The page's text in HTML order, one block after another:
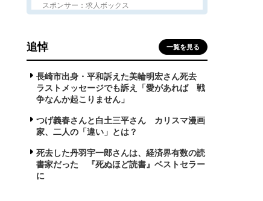
スポンサー：求人ボックス
追悼 一覧を見る
長崎市出身・平和訴えた美輪明宏さん死去
ラストメッセージでも訴え「愛があれば 戦
争なんか起こりません」
つげ義春さんと白土三平さん カリスマ漫画
家、二人の「違い」とは？
死去した丹羽宇一郎さんは、経済界有数の読
書家だった 『死ぬほど読書』ベストセラー
に